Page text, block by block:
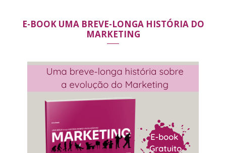
E-BOOK UMA BREVE-LONGA HISTÓRIA DO
MARKETING